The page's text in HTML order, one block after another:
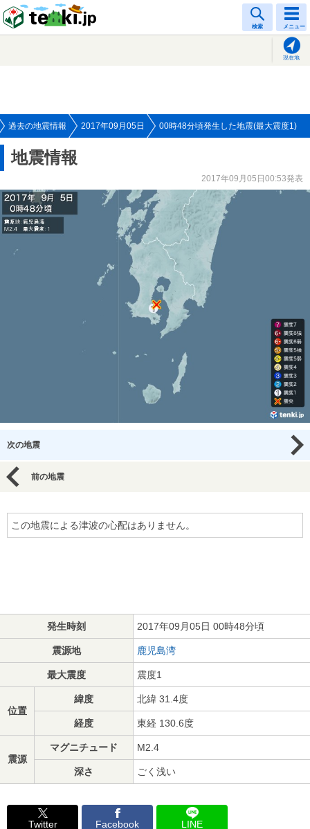
検索 メニュー
現在地
過去の地震情報 2017年09月05日 00時48分頃発生した地震(最大震度1)
地震情報
2017年09月05日00:53発表
次の地震
前の地震
この地震による津波の心配はありません。
発生時刻 2017年09月05日 00時48分頃
震源地 鹿児島湾
最大震度 震度1
位置
緯度 北緯 31.4度
経度 東経 130.6度
震源
マグニチュード M2.4
深さ ごく浅い
Twitter Facebook LINE